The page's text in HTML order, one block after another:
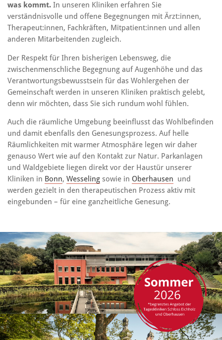
was kommt. In unseren Kliniken erfahren Sie
verständnisvolle und offene Begegnungen mit Ärzt:innen,
Therapeut:innen, Fachkräften, Mitpatient:innen und allen
anderen Mitarbeitenden zugleich.
Der Respekt für Ihren bisherigen Lebensweg, die
zwischenmenschliche Begegnung auf Augenhöhe und das
Verantwortungsbewusstsein für das Wohlergehen der
Gemeinschaft werden in unseren Kliniken praktisch gelebt,
denn wir möchten, dass Sie sich rundum wohl fühlen.
Auch die räumliche Umgebung beeinflusst das Wohlbefinden
und damit ebenfalls den Genesungsprozess. Auf helle
Räumlichkeiten mit warmer Atmosphäre legen wir daher
genauso Wert wie auf den Kontakt zur Natur. Parkanlagen
und Waldgebiete liegen direkt vor der Haustür unserer
Kliniken in Bonn, Wesseling sowie in Oberhausen und
werden gezielt in den therapeutischen Prozess aktiv mit
eingebunden – für eine ganzheitliche Genesung.